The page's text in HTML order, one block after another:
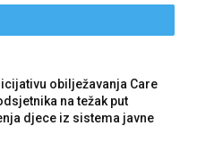
obilježavanja Care
na težak put
djece iz sistema javne